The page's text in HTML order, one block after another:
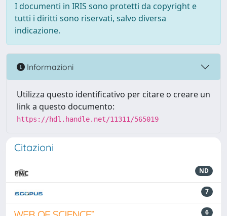
I documenti in IRIS sono protetti da copyright e
tutti i diritti sono riservati, salvo diversa
indicazione.
Informazioni
Utilizza questo identificativo per citare o creare un
link a questo documento:
https://hdl.handle.net/11311/565019
Citazioni
ND
7
6